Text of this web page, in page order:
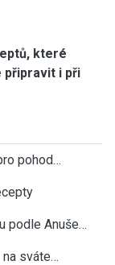
které
připravit i při
pohod…
podle Anuše…
na sváte…